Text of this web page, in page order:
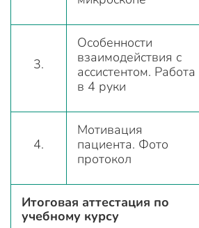
3.
Особенности
взаимодействия с
ассистентом. Работа
в 4 руки
4.
Мотивация
пациента. Фото
протокол
Итоговая аттестация по
учебному курсу